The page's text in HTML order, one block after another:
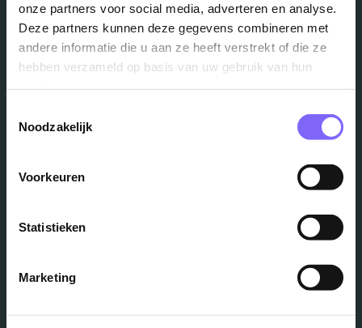
onze partners voor social media, adverteren en analyse.
Deze partners kunnen deze gegevens combineren met
andere informatie die u aan ze heeft verstrekt of die ze
hebben verzameld op basis van uw gebruik van hun
Noodzakelijk
Voorkeuren
Statistieken
Marketing
Vacatures